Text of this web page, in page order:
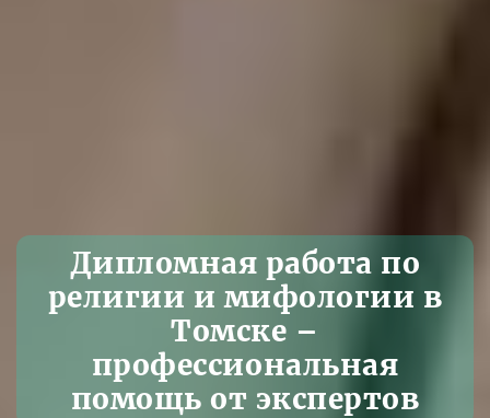
Дипломная работа по
религии и мифологии в
Томске –
профессиональная
помощь от экспертов